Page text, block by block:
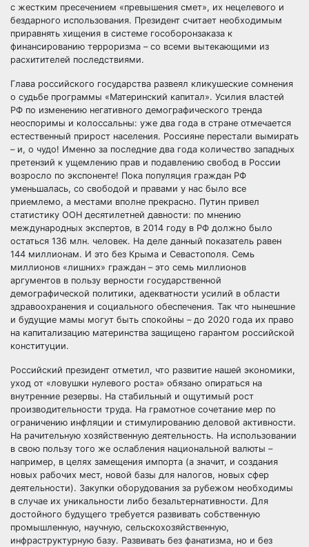
с жестким пресечением «превышения смет», их нецелевого и
бездарного использования. Президент считает необходимым
приравнять хищения в системе гособоронзаказа к
финансированию терроризма – со всеми вытекающими из
расхитителей последствиями.
Глава российского государства развеял кликушеские сомнения
о судьбе программы «Материнский капитал». Усилия властей
РФ по изменению негативного демографического тренда
неоспоримы и колоссальны: уже два года в стране отмечается
естественный прирост населения. Россияне перестали вымирать
– и, о чудо! Именно за последние два года количество западных
претензий к ущемлению прав и подавлению свобод в России
возросло по экспоненте! Пока популяция граждан РФ
уменьшалась, со свободой и правами у нас было все
приемлемо, а местами вполне прекрасно. Путин привел
статистику ООН десятилетней давности: по мнению
международных экспертов, в 2014 году в РФ должно было
остаться 136 млн. человек. На деле данный показатель равен
144 миллионам. И это без Крыма и Севастополя. Семь
миллионов «лишних» граждан – это семь миллионов
аргументов в пользу верности государственной
демографической политики, адекватности усилий в области
здравоохранения и социального обеспечения. Так что нынешние
и будущие мамы могут быть спокойны – до 2020 года их право
на капитализацию материнства защищено гарантом российской
конституции.
Российский президент отметил, что развитие нашей экономики,
уход от «ловушки нулевого роста» обязано опираться на
внутренние резервы. На стабильный и ощутимый рост
производительности труда. На грамотное сочетание мер по
ограничению инфляции и стимулированию деловой активности.
На рачительную хозяйственную деятельность. На использовании
в свою пользу того же ослабления национальной валюты –
например, в целях замещения импорта (а значит, и создания
новых рабочих мест, новой базы для налогов, новых сфер
деятельности). Закупки оборудования за рубежом необходимы
в случае их уникальности либо безальтернативности. Для
достойного будущего требуется развивать собственную
промышленную, научную, сельскохозяйственную,
инфраструктурную базу. Развивать без фанатизма, но и без